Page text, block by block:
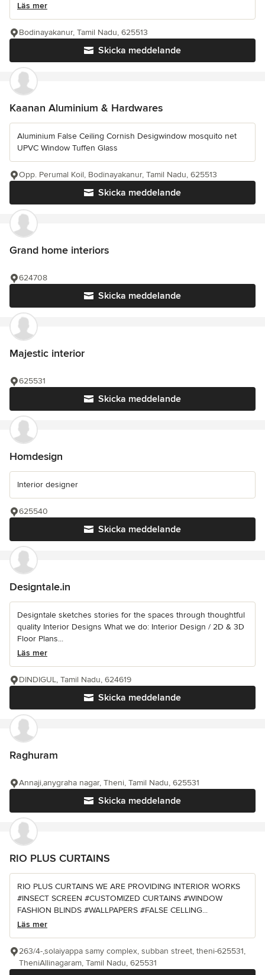
Läs mer
Skicka meddelande
Bodinayakanur, Tamil Nadu, 625513
Kaanan Aluminium & Hardwares
Aluminium False Ceiling Cornish Desigwindow mosquito net
UPVC Window Tuffen Glass
Skicka meddelande
Opp. Perumal Koil, Bodinayakanur, Tamil Nadu, 625513
Grand home interiors
Skicka meddelande
624708
Majestic interior
Skicka meddelande
625531
Homdesign
Interior designer
Skicka meddelande
625540
Designtale.in
Designtale sketches stories for the spaces through thoughtful
quality Interior Designs What we do: Interior Design / 2D & 3D
Floor Plans...
Läs mer
Skicka meddelande
DINDIGUL, Tamil Nadu, 624619
Raghuram
Skicka meddelande
Annaji,anygraha nagar, Theni, Tamil Nadu, 625531
RIO PLUS CURTAINS
RIO PLUS CURTAINS WE ARE PROVIDING INTERIOR WORKS
#INSECT SCREEN #CUSTOMIZED CURTAINS #WINDOW
FASHION BLINDS #WALLPAPERS #FALSE CELLING...
Läs mer
263/4-,solaiyappa samy complex, subban street, theni-625531,
TheniAllinagaram, Tamil Nadu, 625531